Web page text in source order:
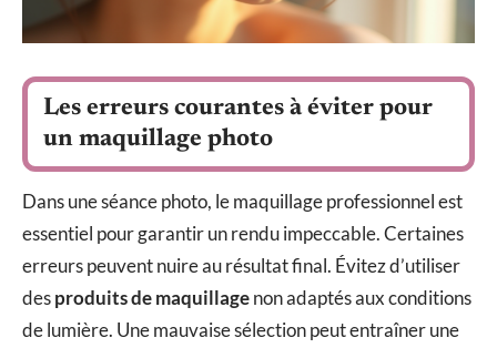
Les erreurs courantes à éviter pour
un maquillage photo
Dans une séance photo, le maquillage professionnel est
essentiel pour garantir un rendu impeccable. Certaines
erreurs peuvent nuire au résultat final. Évitez d’utiliser
desproduits de maquillagenon adaptés aux conditions
de lumière. Une mauvaise sélection peut entraîner une